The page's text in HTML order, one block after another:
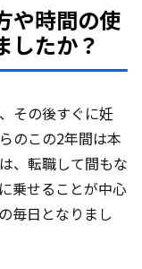
や時間の使
したか？
その後すぐに妊
のこの2年間は本
、転職して間もな
乗せることが中心
毎日となりまし